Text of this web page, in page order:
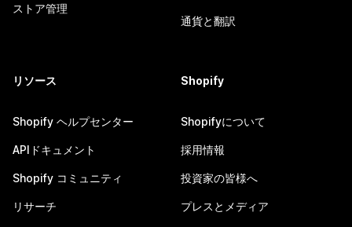
ストア管理
通貨と翻訳
リソース
Shopify ヘルプセンター
APIドキュメント
Shopify コミュニティ
リサーチ
Shopify
Shopifyについて
採用情報
投資家の皆様へ
プレスとメディア